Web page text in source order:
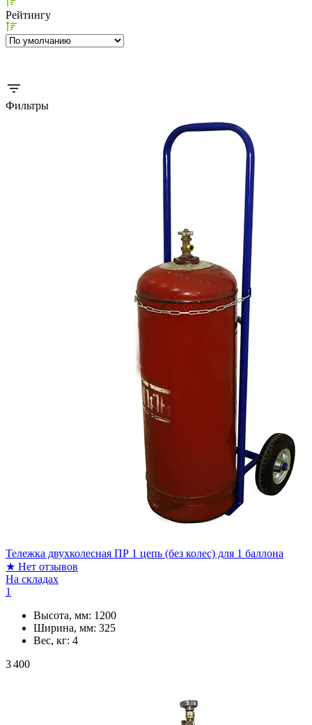
Рейтингу
Фильтры
Тележка двухколесная ПР 1 цепь (без колес) для 1 баллона
★ Нет отзывов
На складах
1
Высота, мм: 1200
Ширина, мм: 325
Вес, кг: 4
3 400